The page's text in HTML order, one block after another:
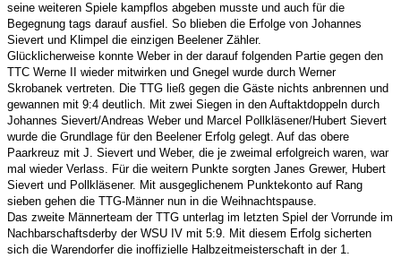
seine weiteren Spiele kampflos abgeben musste und auch für die
Begegnung tags darauf ausfiel. So blieben die Erfolge von Johannes
Sievert und Klimpel die einzigen Beelener Zähler.
Glücklicherweise konnte Weber in der darauf folgenden Partie gegen den
TTC Werne II wieder mitwirken und Gnegel wurde durch Werner
Skrobanek vertreten. Die TTG ließ gegen die Gäste nichts anbrennen und
gewannen mit 9:4 deutlich. Mit zwei Siegen in den Auftaktdoppeln durch
Johannes Sievert/Andreas Weber und Marcel Pollkläsener/Hubert Sievert
wurde die Grundlage für den Beelener Erfolg gelegt. Auf das obere
Paarkreuz mit J. Sievert und Weber, die je zweimal erfolgreich waren, war
mal wieder Verlass. Für die weitern Punkte sorgten Janes Grewer, Hubert
Sievert und Pollkläsener. Mit ausgeglichenem Punktekonto auf Rang
sieben gehen die TTG-Männer nun in die Weihnachtspause.
Das zweite Männerteam der TTG unterlag im letzten Spiel der Vorrunde im
Nachbarschaftsderby der WSU IV mit 5:9. Mit diesem Erfolg sicherten
sich die Warendorfer die inoffizielle Halbzeitmeisterschaft in der 1.